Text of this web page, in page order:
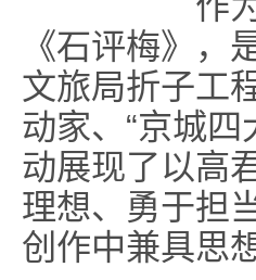
《石评梅》，
文旅局折子工
动家、“京城
动展现了以高
理想、勇于担
创作中兼具思